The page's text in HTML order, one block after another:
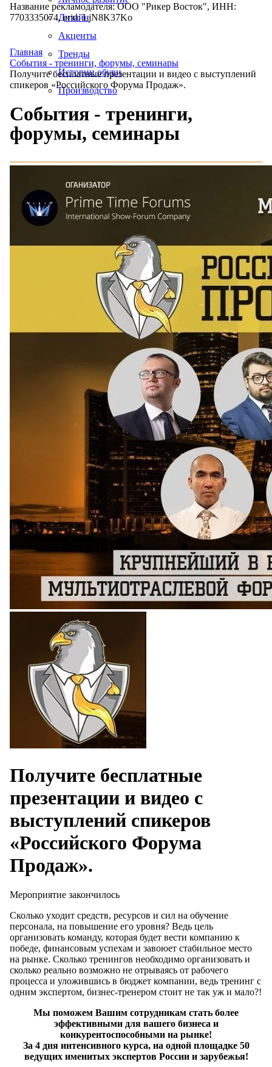
Дизайн
Акценты
Тренды
Истории обуви
Производство
Название рекламодателя: ООО "Рикер Восток", ИНН:
7703335074, erid: LjN8K37Ko
Главная
События - тренинги, форумы, семинары
Получите бесплатные презентации и видео с выступлений
спикеров «Российского Форума Продаж».
События - тренинги,
форумы, семинары
Получите бесплатные
презентации и видео с
выступлений спикеров
«Российского Форума
Продаж».
Мероприятие закончилось
Сколько уходит средств, ресурсов и сил на обучение
персонала, на повышение его уровня? Ведь цель
организовать команду, которая будет вести компанию к
победе, финансовым успехам и завоюет стабильное место
на рынке. Сколько тренингов необходимо организовать и
сколько реально возможно не отрываясь от рабочего
процесса и уложившись в бюджет компании, ведь тренинг с
одним экспертом, бизнес-тренером стоит не так уж и мало?!
Мы поможем Вашим сотрудникам стать более
эффективными для вашего бизнеса и
конкурентоспособными на рынке!
За 4 дня интенсивного курса, на одной площадке 50
ведущих именитых экспертов России и зарубежья!